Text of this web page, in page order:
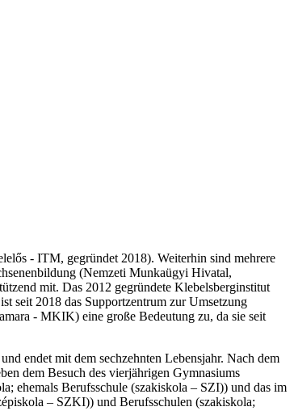
- ITM, gegründet 2018). Weiterhin sind mehrere
(Nemzeti Munkaügyi Hivatal,
mit. Das 2012 gegründete Klebelsberginstitut
seit 2018 das Supportzentrum zur Umsetzung
- MKIK) eine große Bedeutung zu, da sie seit
endet mit dem sechzehnten Lebensjahr. Nach dem
dem Besuch des vierjährigen Gymnasiums
ehemals Berufsschule (szakiskola – SZI)) und das im
– SZKI)) und Berufsschulen (szakiskola;